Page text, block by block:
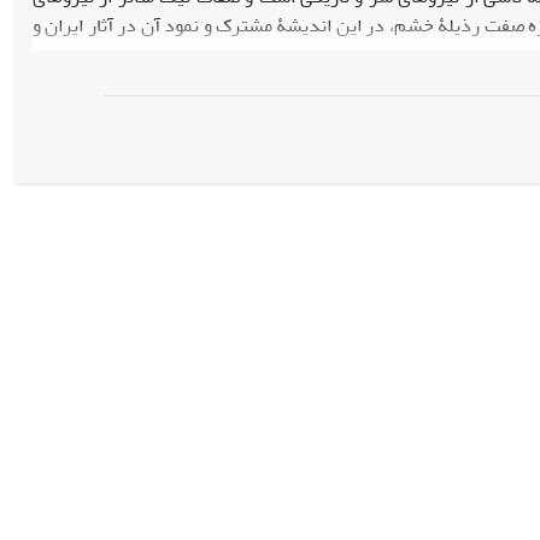
صفت رذیلۀ خشم، در این اندیشۀ مشترک و نمود آن در آثار ایران و
انسان با این صفت ناپسند خشم از گروه نیکی و روشنی دور و به